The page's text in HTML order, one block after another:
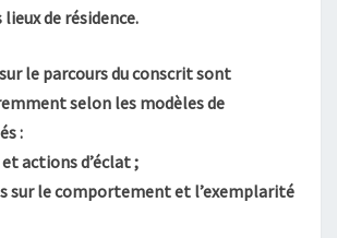
de résidence.
le parcours du conscrit sont
selon les modèles de
:
actions d’éclat ;
sur le comportement et l’exemplarité